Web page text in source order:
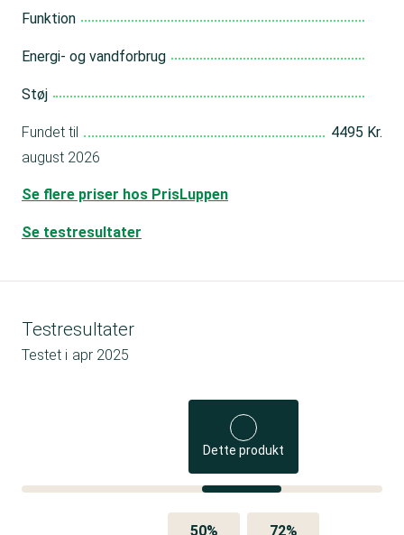
Funktion
Energi- og vandforbrug
Støj
Fundet til
4495 Kr.
august 2026
Se flere priser hos PrisLuppen
Se testresultater
Testresultater
Testet i apr 2025
Dette produkt
50% 72%